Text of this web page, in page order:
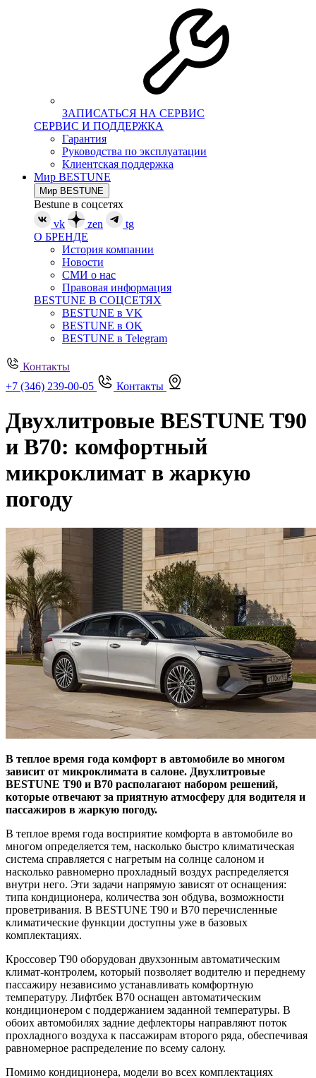
ЗАПИСАТЬСЯ НА СЕРВИС
СЕРВИС И ПОДДЕРЖКА
Гарантия
Руководства по эксплуатации
Клиентская поддержка
Мир BESTUNE
Мир BESTUNE
Bestune в соцсетях
vk
zen
tg
О БРЕНДЕ
История компании
Новости
СМИ о нас
Правовая информация
BESTUNE В СОЦСЕТЯХ
BESTUNE в VK
BESTUNE в OK
BESTUNE в Telegram
Контакты
+7 (346) 239-00-05
Контакты
Двухлитровые BESTUNE T90
и B70: комфортный
микроклимат в жаркую
погоду
В теплое время года комфорт в автомобиле во многом
зависит от микроклимата в салоне. Двухлитровые
BESTUNE T90 и B70 располагают набором решений,
которые отвечают за приятную атмосферу для водителя и
пассажиров в жаркую погоду.
В теплое время года восприятие комфорта в автомобиле во
многом определяется тем, насколько быстро климатическая
система справляется с нагретым на солнце салоном и
насколько равномерно прохладный воздух распределяется
внутри него. Эти задачи напрямую зависят от оснащения:
типа кондиционера, количества зон обдува, возможности
проветривания. В BESTUNE T90 и B70 перечисленные
климатические функции доступны уже в базовых
комплектациях.
Кроссовер T90 оборудован двухзонным автоматическим
климат-контролем, который позволяет водителю и переднему
пассажиру независимо устанавливать комфортную
температуру. Лифтбек B70 оснащен автоматическим
кондиционером с поддержанием заданной температуры. В
обоих автомобилях задние дефлекторы направляют поток
прохладного воздуха к пассажирам второго ряда, обеспечивая
равномерное распределение по всему салону.
Помимо кондиционера, модели во всех комплектациях